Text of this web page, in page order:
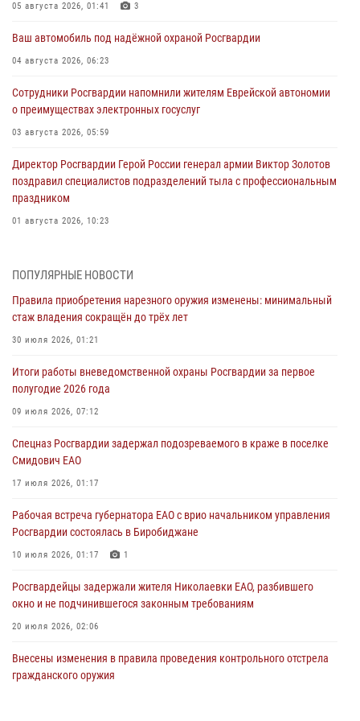
05 августа 2026, 01:41 3
Ваш автомобиль под надёжной охраной Росгвардии
04 августа 2026, 06:23
Сотрудники Росгвардии напомнили жителям Еврейской автономии
о преимуществах электронных госуслуг
03 августа 2026, 05:59
Директор Росгвардии Герой России генерал армии Виктор Золотов
поздравил специалистов подразделений тыла с профессиональным
праздником
01 августа 2026, 10:23
Российской Федерации
В Росгвардии вспоминают российских воинов, погибших в Первой
мировой войне 1914-1918 годов
Внесены изменения в правила проведения контрольного отстрела
гражданского оружия
Правила приобретения нарезного оружия изменены: минимальный
стаж владения сокращён до трёх лет
ПОПУЛЯРНЫЕ НОВОСТИ
Правила приобретения нарезного оружия изменены: минимальный
стаж владения сокращён до трёх лет
30 июля 2026, 01:21
Итоги работы вневедомственной охраны Росгвардии за первое
полугодие 2026 года
09 июля 2026, 07:12
Спецназ Росгвардии задержал подозреваемого в краже в поселке
Смидович ЕАО
17 июля 2026, 01:17
Рабочая встреча губернатора ЕАО с врио начальником управления
Росгвардии состоялась в Биробиджане
10 июля 2026, 01:17 1
Росгвардейцы задержали жителя Николаевки ЕАО, разбившего
окно и не подчинившегося законным требованиям
20 июля 2026, 02:06
Внесены изменения в правила проведения контрольного отстрела
гражданского оружия